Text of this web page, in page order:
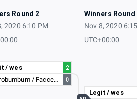
Round 2
2020 6:10 PM
Winners Round
Nov 8, 2020
UTC+00:00
/ wes
2
Pedrobumbum / Facceles
0
Legit / wes